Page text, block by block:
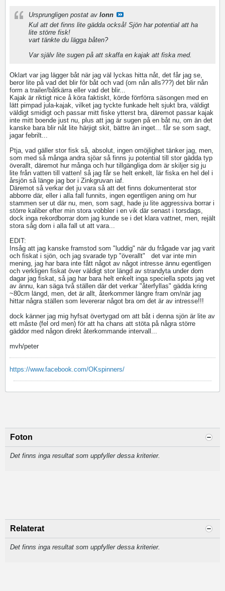
Ursprungligen postat av lonn
Kul att det finns lite gädda också! Sjön har potential att ha
lite större fisk!
vart tänkte du lägga båten?
Var själv lite sugen på att skaffa en kajak att fiska med.
Oklart var jag lägger båt när jag väl lyckas hitta nåt, det får jag se,
beror lite på vad det blir för båt och vad (om nån alls???) det blir nån
form a trailer/båtkärra eller vad det blir...
Kajak är riktigt nice å köra faktiskt, körde förrförra säsongen med en
lätt pimpad jula-kajak, vilket jag tyckte funkade helt sjukt bra, väldigt
väldigt smidigt och passar mitt fiske ytterst bra, däremot passar kajak
inte mitt boende just nu, plus att jag är sugen på en båt nu, om än det
kanske bara blir nåt lite härjigt skit, bättre än inget... får se som sagt,
jagar febrilt...
Ptja, vad gäller stor fisk så, absolut, ingen omöjlighet tänker jag, men,
som med så många andra sjöar så finns ju potential till stor gädda typ
överallt, däremot hur många och hur tillgängliga dom är skiljer sig ju
lite från vatten till vatten! så jag får se helt enkelt, lär fiska en hel del i
årsjön så länge jag bor i Zinkgruvan iaf.
Däremot så verkar det ju vara så att det finns dokumenterat stor
abborre där, eller i alla fall funnits, ingen egentligen aning om hur
stammen ser ut där nu, men, som sagt, hade ju lite aggressiva borrar i
större kaliber efter min stora vobbler i en vik där senast i torsdags,
dock inga rekordborrar dom jag kunde se i det klara vattnet, men, rejält
stora såg dom i alla fall ut att vara...
EDIT:
Insåg att jag kanske framstod som "luddig" när du frågade var jag varit
och fiskat i sjön, och jag svarade typ "överallt"
det var inte min
mening, jag har bara inte fått något av något intresse ännu egentligen
och verkligen fiskat över väldigt stor längd av strandyta under dom
dagar jag fiskat, så jag har bara helt enkelt inga speciella spots jag vet
av ännu, kan säga två ställen där det verkar "återfyllas" gädda kring
~80cm längd, men, det är allt, återkommer längre fram om/när jag
hittar några ställen som levererar något bra om det är av intresse!!!
dock känner jag mig hyfsat övertygad om att båt i denna sjön är lite av
ett måste (fel ord men) för att ha chans att stöta på några större
gäddor med någon direkt återkommande intervall...
mvh/peter
https://www.facebook.com/OKspinners/
Foton
Det finns inga resultat som uppfyller dessa kriterier.
Relaterat
Det finns inga resultat som uppfyller dessa kriterier.